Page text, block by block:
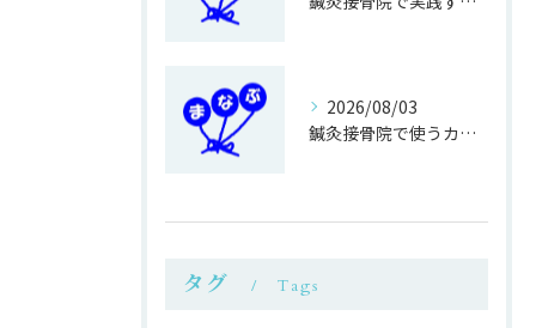
2026/08/03
鍼灸接骨院で使うカイロ専用ベットの利点
タグ Tags